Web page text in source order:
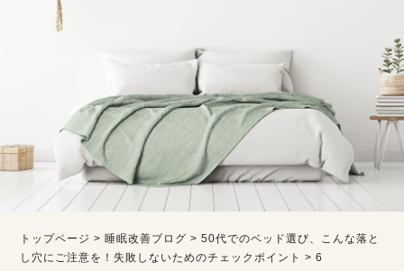
トップページ > 睡眠改善ブログ >50代でのベッド選び、こんな落と
し穴にご注意を！失敗しないためのチェックポイント >6